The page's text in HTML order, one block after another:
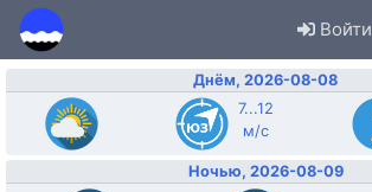
Войти
Днём, 2026-08-08
7...12
м/с
Ночью, 2026-08-09